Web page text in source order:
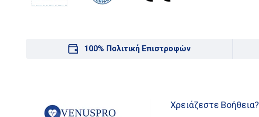
100% Πολιτική Επιστροφών
Χρειάζεστε Βοήθεια?